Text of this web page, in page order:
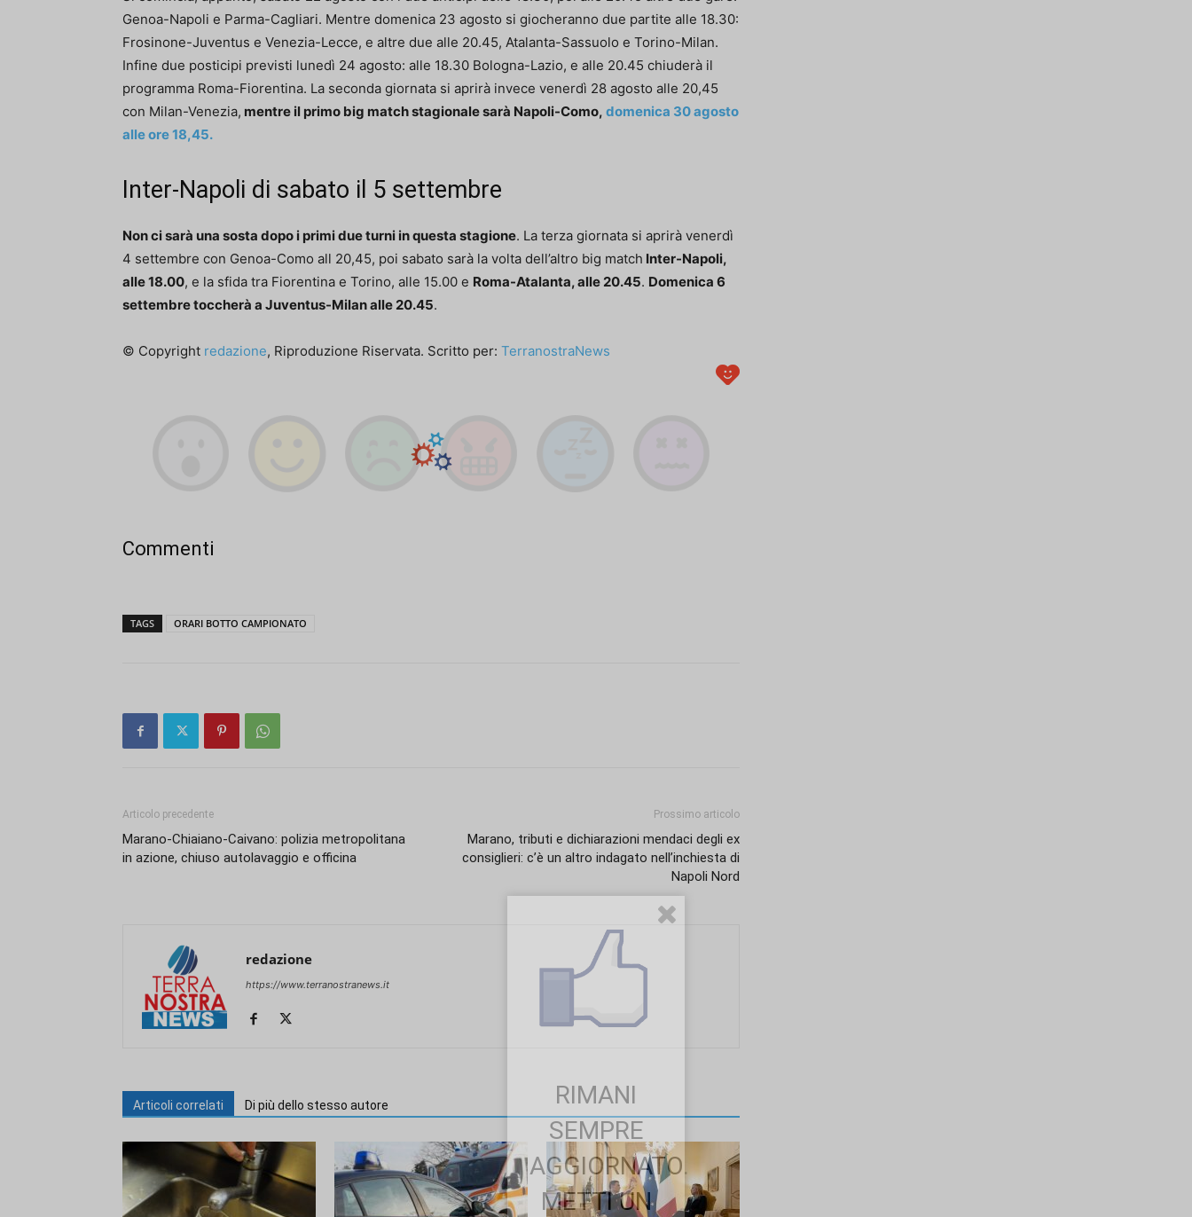
Genoa-Napoli e Parma-Cagliari. Mentre domenica 23 agosto si giocheranno due partite alle 18.30:
Frosinone-Juventus e Venezia-Lecce, e altre due alle 20.45, Atalanta-Sassuolo e Torino-Milan.
Infine due posticipi previsti lunedì 24 agosto: alle 18.30 Bologna-Lazio, e alle 20.45 chiuderà il
programma Roma-Fiorentina. La seconda giornata si aprirà invece venerdì 28 agosto alle 20,45
con Milan-Venezia, mentre il primo big match stagionale sarà Napoli-Como, domenica 30 agosto
alle ore 18,45.
Inter-Napoli di sabato il 5 settembre
Non ci sarà una sosta dopo i primi due turni in questa stagione. La terza giornata si aprirà venerdì
4 settembre con Genoa-Como all 20,45, poi sabato sarà la volta dell’altro big match Inter-Napoli,
alle 18.00, e la sfida tra Fiorentina e Torino, alle 15.00 e Roma-Atalanta, alle 20.45. Domenica 6
settembre toccherà a Juventus-Milan alle 20.45.
© Copyright redazione, Riproduzione Riservata. Scritto per: TerranostraNews
Commenti
TAGS ORARI BOTTO CAMPIONATO
Articolo precedente
Marano-Chiaiano-Caivano: polizia metropolitana
in azione, chiuso autolavaggio e officina
Prossimo articolo
Marano, tributi e dichiarazioni mendaci degli ex
consiglieri: c’è un altro indagato nell’inchiesta di
Napoli Nord
redazione
https://www.terranostranews.it
Articoli correlati Di più dello stesso autore
RIMANI
SEMPRE
AGGIORNATO.
METTI UN